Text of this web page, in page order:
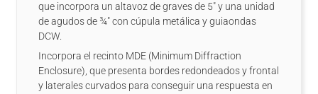
que incorpora un altavoz de graves de 5" y una unidad
de agudos de ¾" con cúpula metálica y guiaondas
DCW.
Incorpora el recinto MDE (Minimum Diffraction
Enclosure), que presenta bordes redondeados y frontal
y laterales curvados para conseguir una respuesta en